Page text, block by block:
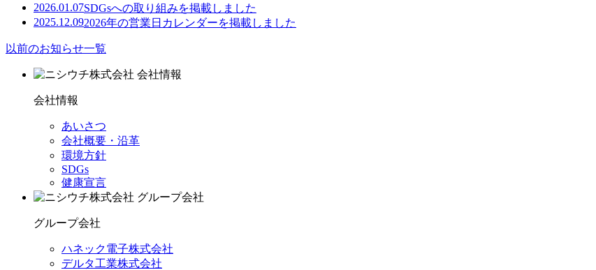
2026.01.07SDGsへの取り組みを掲載しました
2025.12.092026年の営業日カレンダーを掲載しました
以前のお知らせ⼀覧
会社情報
あいさつ
会社概要・沿⾰
環境⽅針
SDGs
健康宣言
グループ会社
ハネック電⼦株式会社
デルタ⼯業株式会社